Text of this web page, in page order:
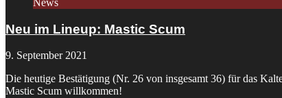
Neu im Lineup: Mastic Scum
9. September 2021
Die heutige Bestätigung (Nr. 26 von insgesamt 36) für das
Mastic Scum willkommen!